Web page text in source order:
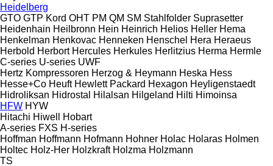
Heidelberg
GTO GTP Kord OHT PM QM SM Stahlfolder Suprasetter
Heidenhain Heilbronn Hein Heinrich Helios Heller Hema
Henkelman Henkovac Henneken Henschel Hera Heraeus
Herbold Herbort Hercules Herkules Herlitzius Herma Hermle
C-series U-series UWF
Hertz Kompressoren Herzog & Heymann Heska Hess
Hesse+Co Heuft Hewlett Packard Hexagon Heyligenstaedt
Hidroliksan Hidrostal Hilalsan Hilgeland Hilti Himoinsa
HFW HYW
Hitachi Hiwell
Hobart
A-series FXS H-series
Hoffman Hoffmann Hofmann Hohner Holac Holaras Holmen
Holtec Holz-Her Holzkraft Holzma Holzmann
TS